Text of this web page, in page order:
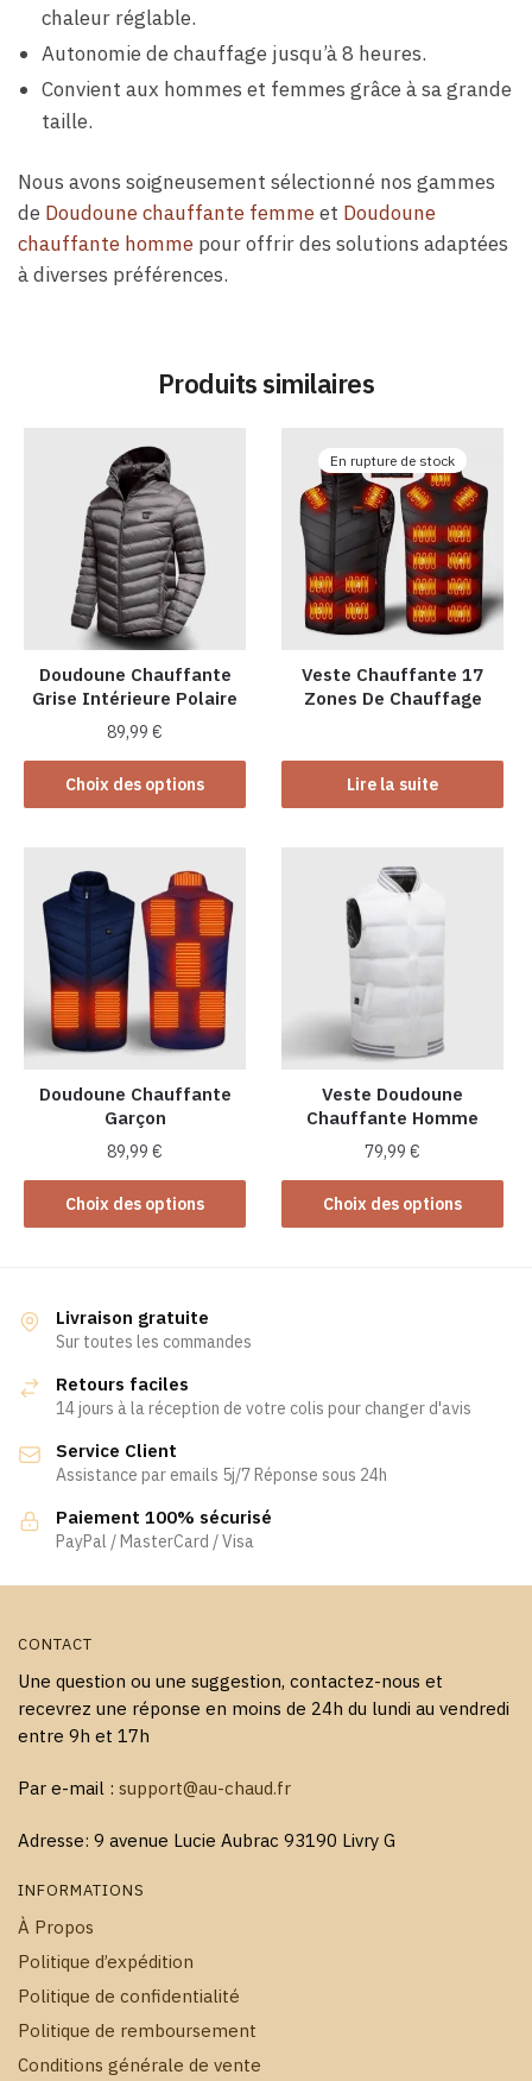
chaleur réglable.
Autonomie de chauffage jusqu’à 8 heures.
Convient aux hommes et femmes grâce à sa grande
taille.
Nous avons soigneusement sélectionné nos gammes
de Doudoune chauffante femmeet Doudoune
chauffante homme pour offrir des solutions adaptées
à diverses préférences.
Produits similaires
Doudoune Chauffante
Grise Intérieure Polaire
89,99€
Choix des options
Ce
produit
variations.
Les
options
peuvent
être
choisies
la
page
du
produit
En rupture de stock
Veste Chauffante 17
Zones De Chauffage
Lire la suite
Doudoune Chauffante
Garçon
89,99€
Choix des options
Ce
produit
variations.
Les
peuvent
choisies
sur
la
page
Veste Doudoune
Chauffante Homme
79,99€
Choix des options
Ce
produit
peuvent
être
Livraison gratuite
Sur toutes les commandes
Retours faciles
14 jours à la réception de votre colis pour changer d'avis
Service Client
Assistance par emails 5j/7 Réponse sous 24h
Paiement 100% sécurisé
PayPal / MasterCard / Visa
CONTACT
Une question ou une suggestion, contactez-nous et
recevrez une réponse en moins de 24h du lundi au vendredi
entre 9h et 17h
Par e-mail : support@au-chaud.fr
Adresse: 9 avenue Lucie Aubrac 93190 Livry G
INFORMATIONS
À Propos
Politique d’expédition
Politique de confidentialité
Politique de remboursement
Conditions générale de vente